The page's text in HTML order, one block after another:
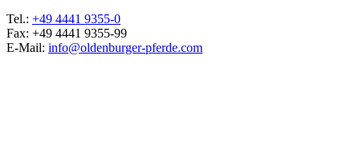
Tel.: +49 4441 9355-0
Fax: +49 4441 9355-99
E-Mail: info@oldenburger-pferde.com